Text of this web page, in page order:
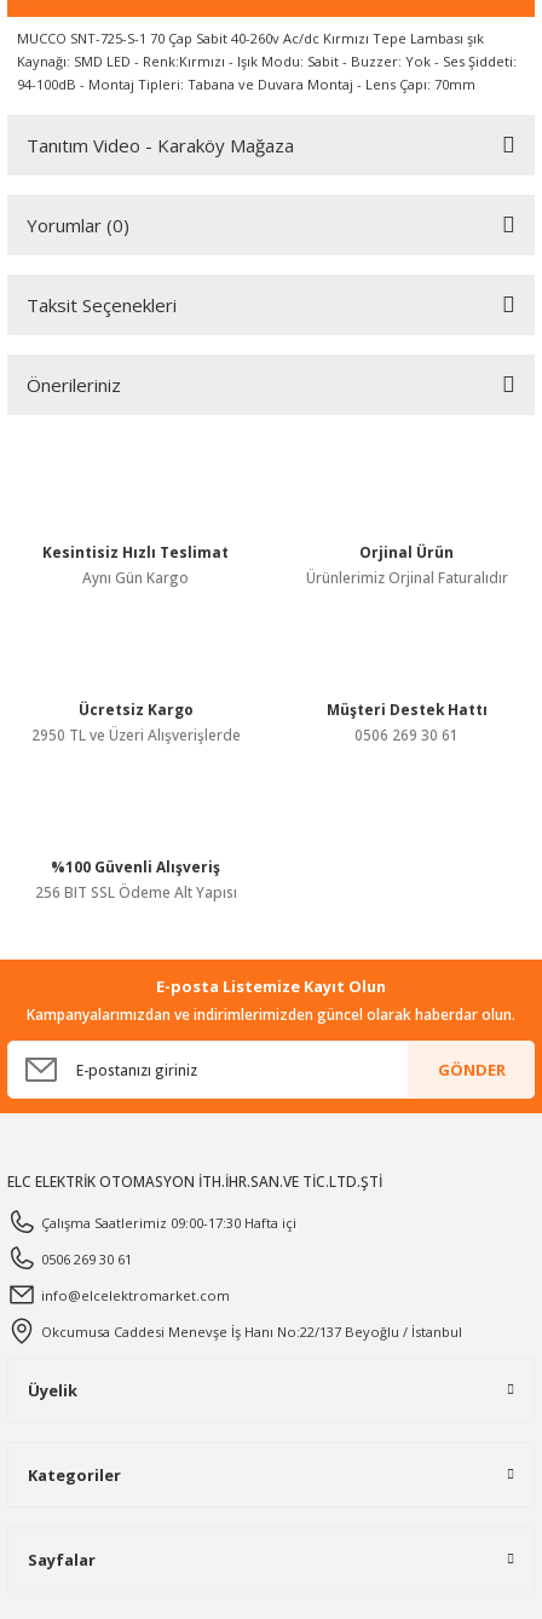
MUCCO SNT-725-S-1 70 Çap Sabit 40-260v Ac/dc Kırmızı Tepe Lambası şık
Kaynağı: SMD LED - Renk:Kırmızı - Işık Modu: Sabit - Buzzer: Yok - Ses Şiddeti:
94-100dB - Montaj Tipleri: Tabana ve Duvara Montaj - Lens Çapı: 70mm
Tanıtım Video - Karaköy Mağaza
Yorumlar (0)
Bu ürüne ilk yorumu siz yapın!
Taksit Seçenekleri
Önerileriniz
Ürün resmi kalitesiz, bozuk veya görüntülenemiyor.
Bu ürüne benzer farklı alternatifler olmalı.
Kesintisiz Hızlı Teslimat
Aynı Gün Kargo
Orjinal Ürün
Ürünlerimiz Orjinal Faturalıdır
Ücretsiz Kargo
2950 TL ve Üzeri Alışverişlerde
Müşteri Destek Hattı
0506 269 30 61
%100 Güvenli Alışveriş
256 BIT SSL Ödeme Alt Yapısı
E-posta Listemize Kayıt Olun
Kampanyalarımızdan ve indirimlerimizden güncel olarak haberdar olun.
GÖNDER
ELC ELEKTRİK OTOMASYON İTH.İHR.SAN.VE TİC.LTD.ŞTİ
Çalışma Saatlerimiz 09:00-17:30 Hafta içi
0506 269 30 61
info@elcelektromarket.com
Okcumusa Caddesi Menevşe İş Hanı No:22/137 Beyoğlu / İstanbul
Üyelik
Kategoriler
Sayfalar